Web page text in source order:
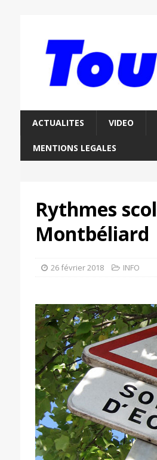
ACTUALITES VIDEO
MENTIONS LEGALES
Rythmes
Montbéliard
26 février 2018 INFO